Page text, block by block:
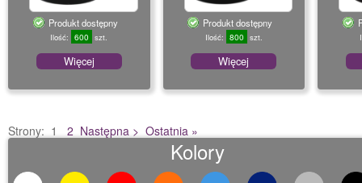
Produkt dostępny
Ilość: 600 szt.
Więcej
Produkt dostępny
Ilość: 800 szt.
Więcej
Strony: 1 2 Następna > Ostatnia »
Kolory